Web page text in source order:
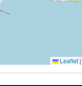
Leaflet |